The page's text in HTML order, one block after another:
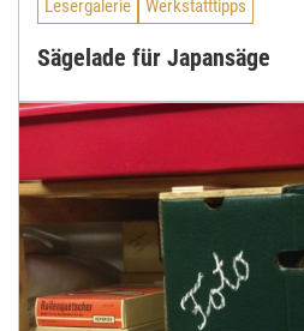
Lesergalerie Werkstatttipps
Sägelade für Japansäge